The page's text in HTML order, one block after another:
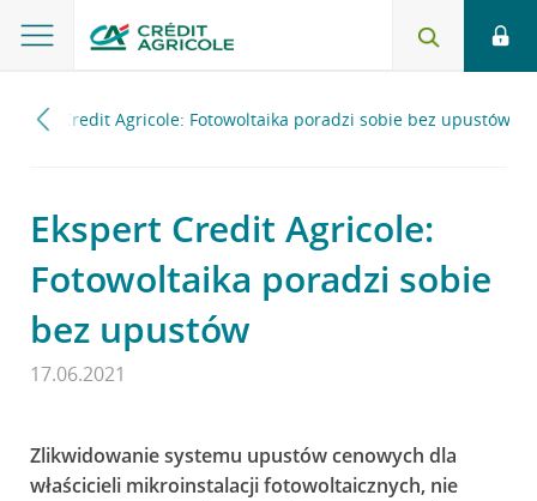
Credit Agricole: Fotowoltaika poradzi sobie bez upustów
Ekspert Credit Agricole:
Fotowoltaika poradzi sobie
bez upustów
17.06.2021
Zlikwidowanie systemu upustów cenowych dla
właścicieli mikroinstalacji fotowoltaicznych, nie